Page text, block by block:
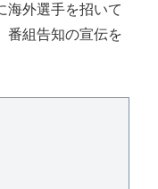
海外選手を招いて
番組告知の宣伝を